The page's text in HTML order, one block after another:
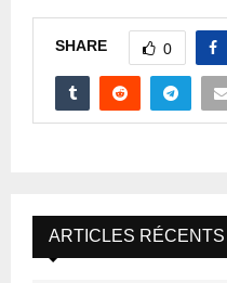
SHARE 0
ARTICLES RÉCENTS